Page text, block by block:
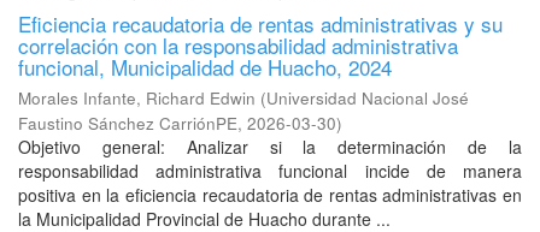
Eficiencia recaudatoria de rentas administrativas y su
correlación con la responsabilidad administrativa
funcional, Municipalidad de Huacho, 2024
Morales Infante, Richard Edwin (Universidad Nacional José
Faustino Sánchez CarriónPE, 2026-03-30)
Objetivo general: Analizar si la determinación de la
responsabilidad administrativa funcional incide de manera
positiva en la eficiencia recaudatoria de rentas administrativas en
la Municipalidad Provincial de Huacho durante ...